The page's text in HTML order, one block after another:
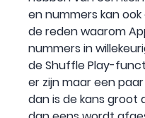
en nummers kan
de reden waarom
nummers in
de Shuffle Play-
er zijn maar een
dan is de kans